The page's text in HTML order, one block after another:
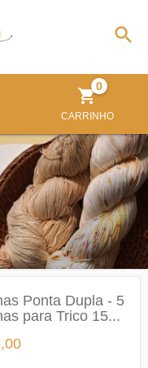
CARRINHO
0
Ponta Dupla - 5
para Trico 15...